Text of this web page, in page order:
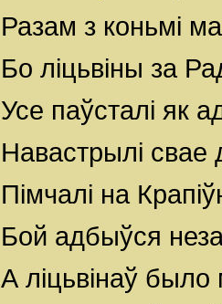
Разам з коньмі
Бо ліцьвіны за
Усе паўсталі як
Навастрылі свае
Пімчалі на
Бой адбыўся
А ліцьвінаў